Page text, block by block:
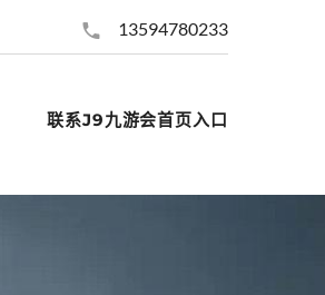
13594780233
联系J9九游会首页入口